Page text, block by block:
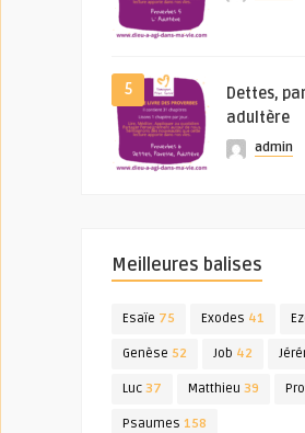
5
Dettes,
adultère
admin
Meilleures balises
Esaïe 75 Exodes 41
Genèse 52 Job 42
Luc 37 Matthieu 39
Psaumes 158